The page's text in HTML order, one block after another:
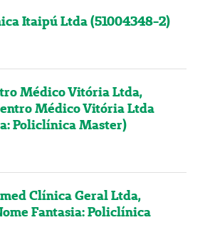
Itaipú Ltda (51004348-2)
Médico Vitória Ltda,
Médico Vitória Ltda
Policlínica Master)
Clínica Geral Ltda,
Fantasia: Policlínica